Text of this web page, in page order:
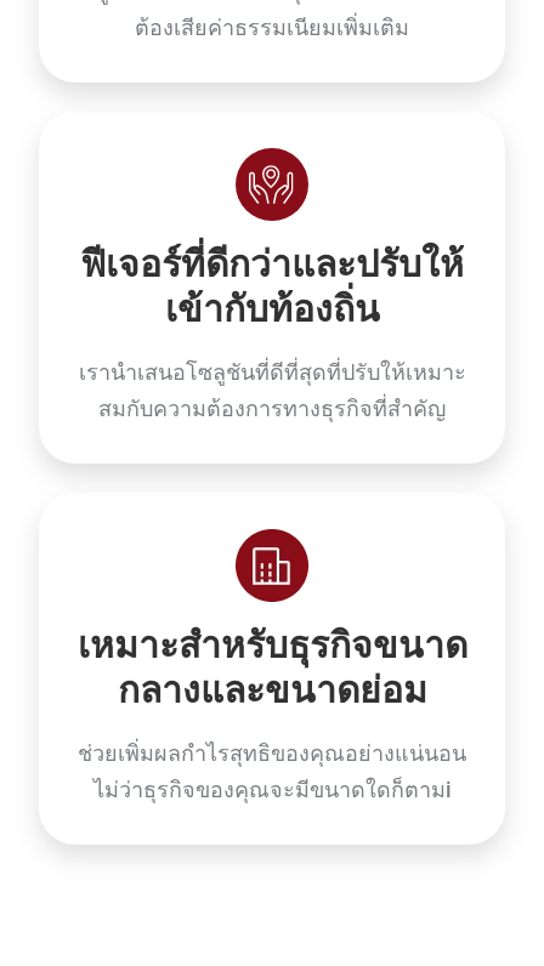
ต้องเสียค่าธรรมเนียมเพิ่มเติม
ฟีเจอร์ที่ดีกว่าและปรับให้
เข้ากับท้องถิ่น
เรานำเสนอโซลูชันที่ดีที่สุดที่ปรับให้เหมาะ
สมกับความต้องการทางธุรกิจที่สำคัญ
เหมาะสำหรับธุรกิจขนาด
กลางและขนาดย่อม
ช่วยเพิ่มผลกำไรสุทธิของคุณอย่างแน่นอน
ไม่ว่าธุรกิจของคุณจะมีขนาดใดก็ตามi